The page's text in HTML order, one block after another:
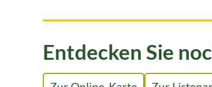
Entdecken Sie